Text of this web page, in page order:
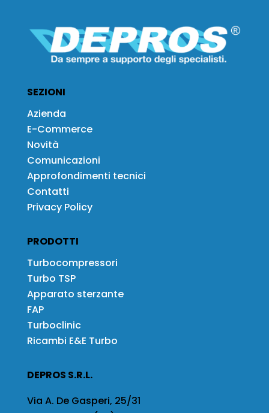
SEZIONI
Azienda
E-Commerce
Novità
Comunicazioni
Approfondimenti tecnici
Contatti
Privacy Policy
PRODOTTI
Turbocompressori
Turbo TSP
Apparato sterzante
FAP
Turboclinic
Ricambi E&E Turbo
DEPROS S.R.L.
Via A. De Gasperi, 25/31